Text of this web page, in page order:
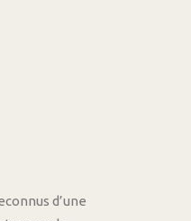
d’une